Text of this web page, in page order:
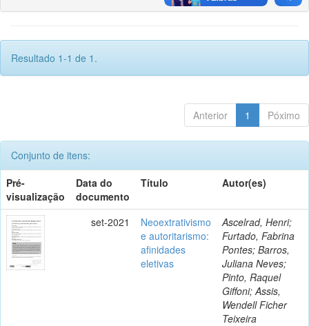
Resultado 1-1 de 1.
Anterior 1 Póximo
Conjunto de itens:
Pré-
visualização
Data do
documento
Título Autor(es)
set-2021
Neoextrativismo
e autoritarismo:
afinidades
eletivas
Ascelrad, Henri;
Furtado, Fabrina
Pontes; Barros,
Juliana Neves;
Pinto, Raquel
Giffoni; Assis,
Wendell Ficher
Teixeira